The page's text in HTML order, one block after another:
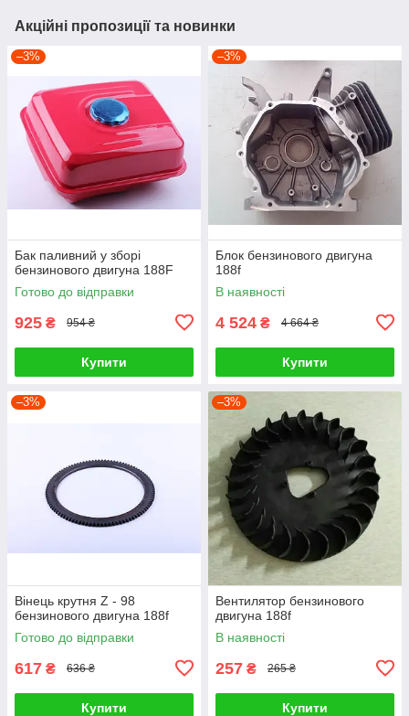
Акційні пропозиції та новинки
–3%
Бак паливний у зборі
бензинового двигуна 188F
Готово до відправки
925 ₴ 954 ₴
Купити
–3%
Блок бензинового двигуна
188f
В наявності
4 524 ₴ 4 664 ₴
Купити
–3%
Вінець крутня Z - 98
бензинового двигуна 188f
Готово до відправки
617 ₴ 636 ₴
Купити
–3%
Вентилятор бензинового
двигуна 188f
В наявності
257 ₴ 265 ₴
Купити